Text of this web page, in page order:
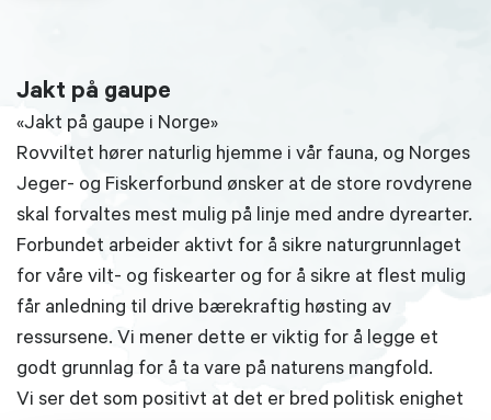
Jakt på gaupe
«Jakt på gaupe i Norge»
Rovviltet hører naturlig hjemme i vår fauna, og Norges
Jeger- og Fiskerforbund ønsker at de store rovdyrene
skal forvaltes mest mulig på linje med andre dyrearter.
Forbundet arbeider aktivt for å sikre naturgrunnlaget
for våre vilt- og fiskearter og for å sikre at flest mulig
får anledning til drive bærekraftig høsting av
ressursene. Vi mener dette er viktig for å legge et
godt grunnlag for å ta vare på naturens mangfold.
Vi ser det som positivt at det er bred politisk enighet